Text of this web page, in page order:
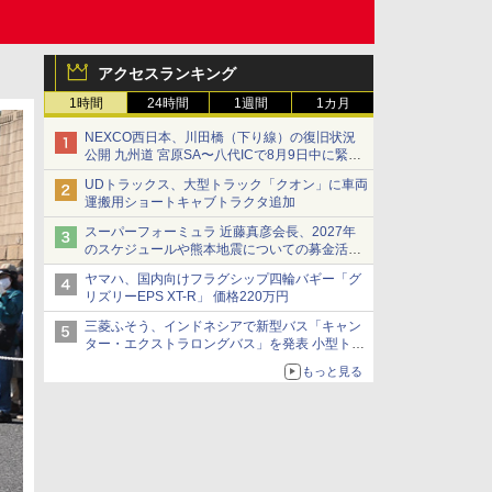
アクセスランキング
1時間 24時間 1週間 1カ月
NEXCO西日本、川田橋（下り線）の復旧状況
公開 九州道 宮原SA〜八代ICで8月9日中に緊急
車両を通行可能に
UDトラックス、大型トラック「クオン」に車両
運搬用ショートキャブトラクタ追加
スーパーフォーミュラ 近藤真彦会長、2027年
のスケジュールや熊本地震についての募金活動
を紹介
ヤマハ、国内向けフラグシップ四輪バギー「グ
リズリーEPS XT-R」 価格220万円
三菱ふそう、インドネシアで新型バス「キャン
ター・エクストラロングバス」を発表 小型トラ
ックベースの観光・旅客輸送向けバス
もっと見る